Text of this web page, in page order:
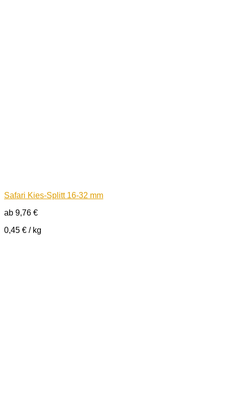
Safari Kies-Splitt 16-32 mm
ab 9,76 €
0,45 € / kg